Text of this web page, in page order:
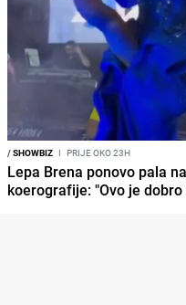
/SHOWBIZ I PRIJE OKO 23H
Lepa Brena ponovo pala
koerografije: "Ovo je